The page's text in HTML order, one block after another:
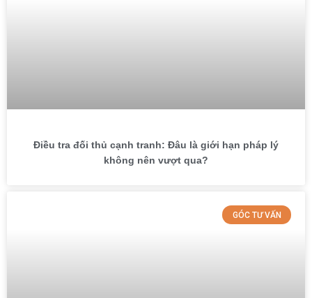
Điều tra đối thủ cạnh tranh: Đâu là giới hạn pháp lý
không nên vượt qua?
GÓC TƯ VẤN